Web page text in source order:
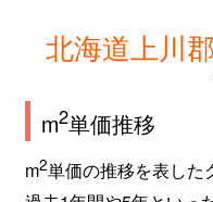
北海道上川
m2単価推移
m2単価の推移を表した